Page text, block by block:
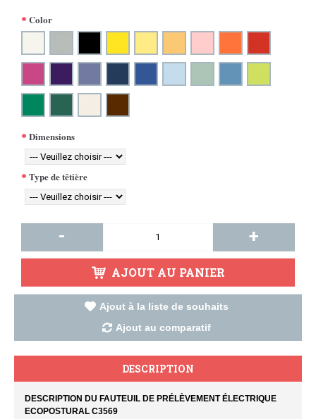
Color
Dimensions
Type de têtière
- +
AJOUT AU PANIER
Ajout à la liste de souhaits
Ajout au comparatif
DESCRIPTION
DESCRIPTION DU FAUTEUIL DE PRÉLÈVEMENT ÉLECTRIQUE
ECOPOSTURAL C3569